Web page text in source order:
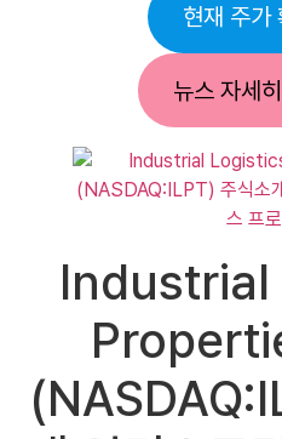
현재 주가
뉴스 자세